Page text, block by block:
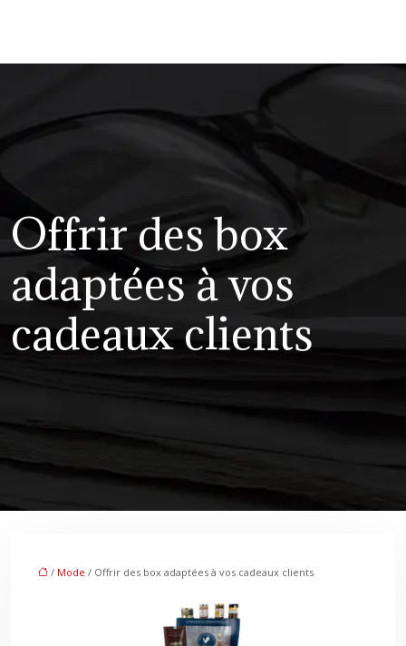
Offrir des box
adaptées à vos
cadeaux clients
/ Mode / Offrir des box adaptées à vos cadeaux clients